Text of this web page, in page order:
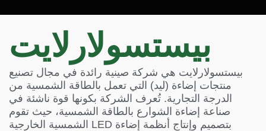
بيستسولارلايت
بيستسولارلايت هي شركة صينية رائدة في مجال تصنيع
منتجات إضاءة (ليد) التي تعمل بالطاقة الشمسية من
الدرجة التجارية. تُعرف الشركة بكونها قوة ناشئة في
صناعة إضاءة الشوارع بالطاقة الشمسية، حيث تقوم
بتصميم وإنتاج أنظمة إضاءة LED الشمسية الخارجية